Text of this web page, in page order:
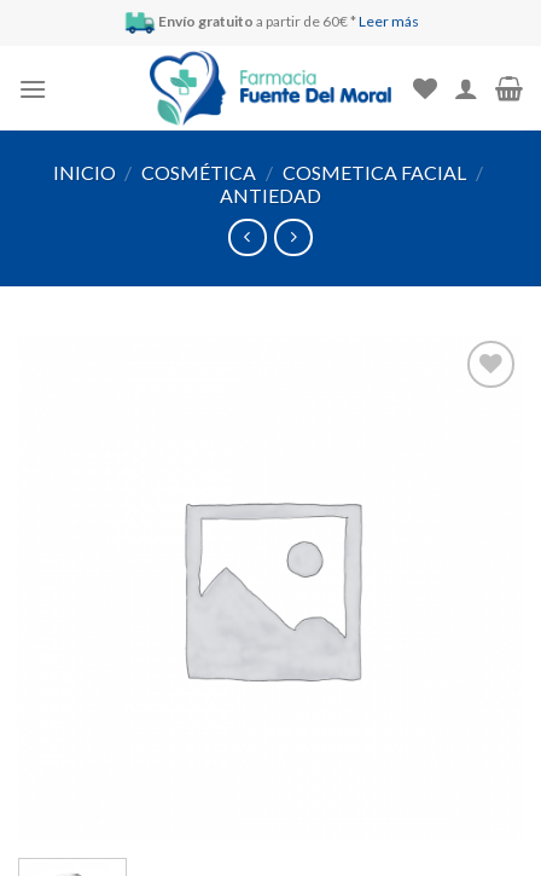
Envío gratuito a partir de 60€ * Leer más
INICIO / COSMÉTICA / COSMETICA FACIAL /
ANTIEDAD